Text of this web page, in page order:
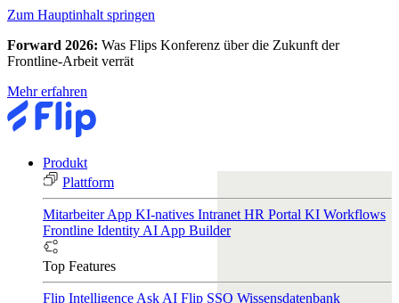
Zum Hauptinhalt springen
Forward 2026: Was Flips Konferenz über die Zukunft der
Frontline-Arbeit verrät
Mehr erfahren
Produkt
Plattform
Mitarbeiter App KI-natives Intranet HR Portal KI Workflows
Frontline Identity AI App Builder
Top Features
Flip Intelligence Ask AI Flip SSO Wissensdatenbank